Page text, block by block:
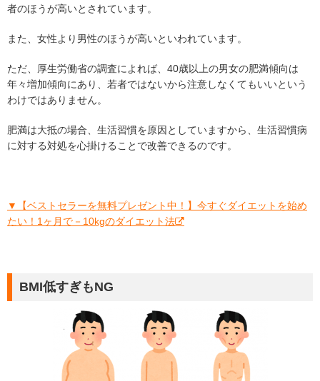
者のほうが高いとされています。
また、女性より男性のほうが高いといわれています。
ただ、厚生労働省の調査によれば、40歳以上の男女の肥満傾向は
年々増加傾向にあり、若者ではないから注意しなくてもいいという
わけではありません。
肥満は大抵の場合、生活習慣を原因としていますから、生活習慣病
に対する対処を心掛けることで改善できるのです。
▼【ベストセラーを無料プレゼント中！】今すぐダイエットを始め
たい！1ヶ月で－10kgのダイエット法
BMI低すぎもNG